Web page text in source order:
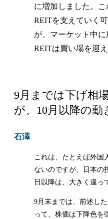
に増加しました。
REITを支えていく
が、マーケット中に
REITは買い場を迎
9月までは下げ相
が、10月以降の動
石澤
これは、たとえば外国
ないのですが、日本の
日以降は、大きく違っ
9月末までは、前述し
って、株価は下降色を